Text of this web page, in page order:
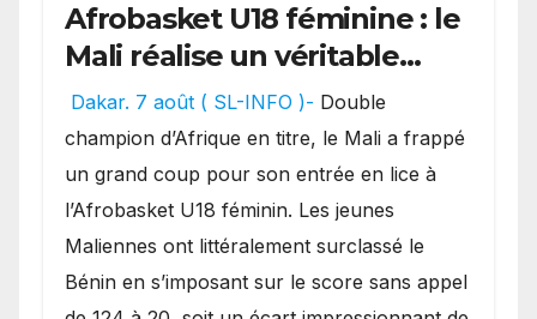
Afrobasket U18 féminine : le
Mali réalise un véritable
festival offensif et inflige
une lourde défaite au
Bénin.
Dakar. 7 août ( SL-INFO )- Double
champion d’Afrique en titre, le Mali a frappé
un grand coup pour son entrée en lice à
l’Afrobasket U18 féminin. Les jeunes
Maliennes ont littéralement surclassé le
Bénin en s’imposant sur le score sans appel